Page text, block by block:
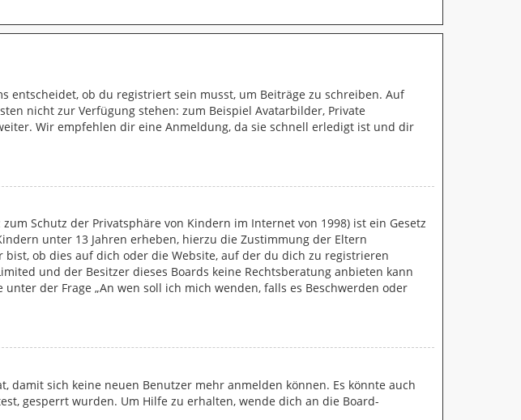
entscheidet, ob du registriert sein musst, um Beiträge zu schreiben. Auf
nicht zur Verfügung stehen: zum Beispiel Avatarbilder, Private
Wir empfehlen dir eine Anmeldung, da sie schnell erledigt ist und dir
Schutz der Privatsphäre von Kindern im Internet von 1998) ist ein Gesetz
unter 13 Jahren erheben, hierzu die Zustimmung der Eltern
ob dies auf dich oder die Website, auf der du dich zu registrieren
und der Besitzer dieses Boards keine Rechtsberatung anbieten kann
der Frage „An wen soll ich mich wenden, falls es Beschwerden oder
damit sich keine neuen Benutzer mehr anmelden können. Es könnte auch
gesperrt wurden. Um Hilfe zu erhalten, wende dich an die Board-